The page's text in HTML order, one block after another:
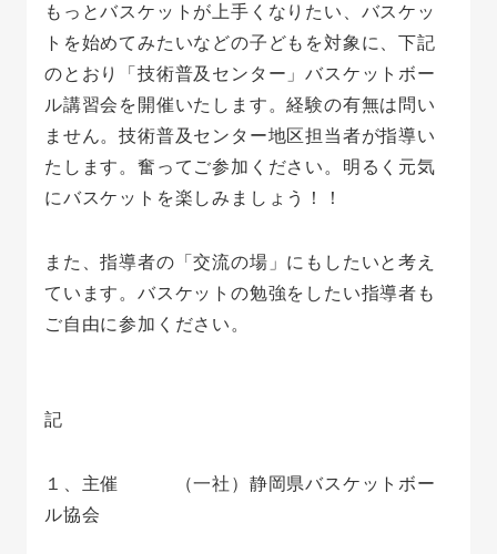
もっとバスケットが上手くなりたい、バスケッ
トを始めてみたいなどの子どもを対象に、下記
のとおり「技術普及センター」バスケットボー
ル講習会を開催いたします。経験の有無は問い
ません。技術普及センター地区担当者が指導い
たします。奮ってご参加ください。明るく元気
にバスケットを楽しみましょう！！
また、指導者の「交流の場」にもしたいと考え
ています。バスケットの勉強をしたい指導者も
ご自由に参加ください。
記
１、主催 （一社）静岡県バスケットボー
ル協会